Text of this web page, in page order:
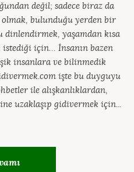
değil; sadece biraz da
olmak, bulunduğu yerden bir
yaşamdan kısa
için… İnsanın bazen
insanlara ve bilinmedik
işte bu duyguyu
ile alışkanlıklardan,
uzaklaşıp gidivermek için...